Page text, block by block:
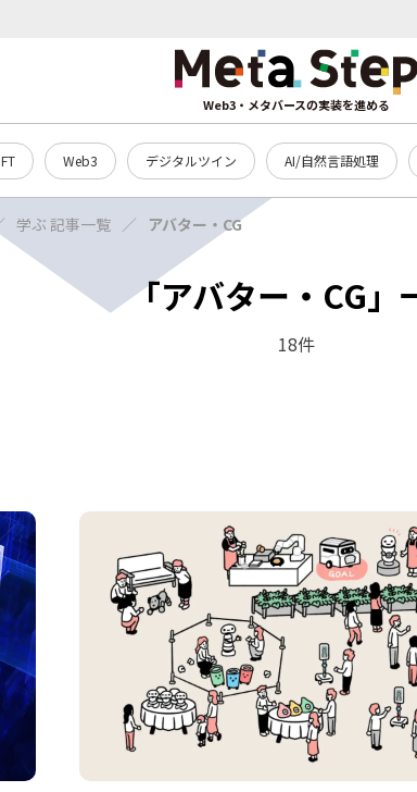
Web3・メタバースの実装を進める
Web3 デジタルツイン AI/自然言語処理
学ぶ 記事一覧 アバター・CG
「アバター・CG」
18件